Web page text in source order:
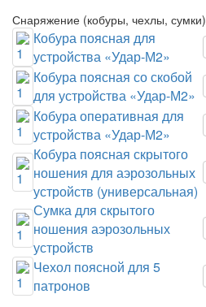
Снаряжение (кобуры, чехлы, сумки)
Кобура поясная для
устройства «Удар-М2»
Кобура поясная со скобой
для устройства «Удар-М2»
Кобура оперативная для
устройства «Удар-М2»
Кобура поясная скрытого
ношения для аэрозольных
устройств (универсальная)
Сумка для скрытого
ношения аэрозольных
устройств
Чехол поясной для 5
патронов